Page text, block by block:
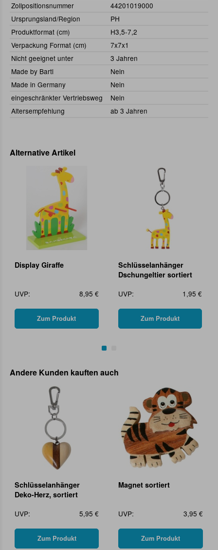
Zollpositionsnummer
44201019000
Ursprungsland/Region
PH
Produktformat (cm)
H3,5-7,2
Verpackung Format (cm)
7x7x1
Nicht geeignet unter
3 Jahren
Made by Bartl
Nein
Made in Germany
Nein
eingeschränkter Vertriebsweg
Nein
Altersempfehlung
ab 3 Jahren
Alternative Artikel
Display Giraffe
UVP: 8,95 €
Zum Produkt
Schlüsselanhänger
Dschungeltier sortiert
UVP:
1,95 €
Zum Produkt
Andere Kunden kauften auch
Schlüsselanhänger
Deko-Herz, sortiert
UVP:
5,95 €
Zum Produkt
Magnet sortiert
UVP: 3,95 €
Zum Produkt